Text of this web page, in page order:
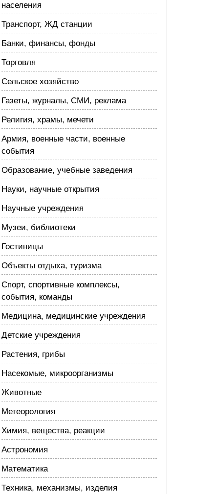
населения
Транспорт, ЖД станции
Банки, финансы, фонды
Торговля
Сельское хозяйство
Газеты, журналы, СМИ, реклама
Религия, храмы, мечети
Армия, военные части, военные
события
Образование, учебные заведения
Науки, научные открытия
Научные учреждения
Музеи, библиотеки
Гостиницы
Объекты отдыха, туризма
Спорт, спортивные комплексы,
события, команды
Медицина, медицинские учреждения
Детские учреждения
Растения, грибы
Насекомые, микроорганизмы
Животные
Метеорология
Химия, вещества, реакции
Астрономия
Математика
Техника, механизмы, изделия